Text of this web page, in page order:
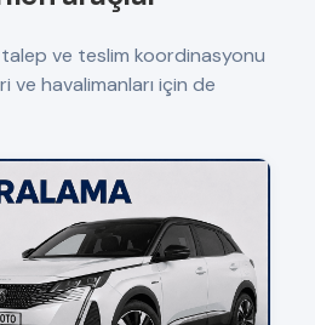
ve teslim koordinasyonu
ve havalimanları için de